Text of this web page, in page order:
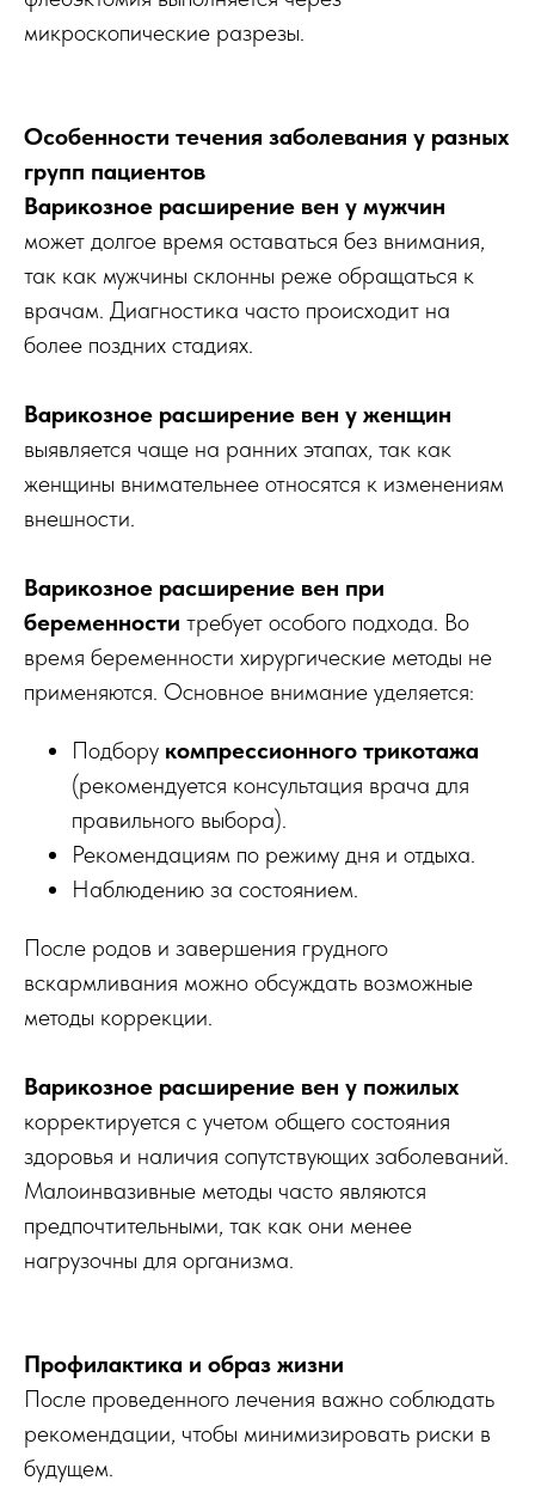
микроскопические разрезы.
Особенности течения заболевания у разных
групп пациентов
Варикозное расширение вен у мужчин
может долгое время оставаться без внимания,
так как мужчины склонны реже обращаться к
врачам. Диагностика часто происходит на
более поздних стадиях.
Варикозное расширение вен у женщин
выявляется чаще на ранних этапах, так как
женщины внимательнее относятся к изменениям
внешности.
Варикозное расширение вен при
беременности требует особого подхода. Во
время беременности хирургические методы не
применяются. Основное внимание уделяется:
Подбору компрессионного трикотажа
(рекомендуется консультация врача для
правильного выбора).
Рекомендациям по режиму дня и отдыха.
Наблюдению за состоянием.
После родов и завершения грудного
вскармливания можно обсуждать возможные
методы коррекции.
Варикозное расширение вен у пожилых
корректируется с учетом общего состояния
здоровья и наличия сопутствующих заболеваний.
Малоинвазивные методы часто являются
предпочтительными, так как они менее
нагрузочны для организма.
Профилактика и образ жизни
После проведенного лечения важно соблюдать
рекомендации, чтобы минимизировать риски в
будущем.